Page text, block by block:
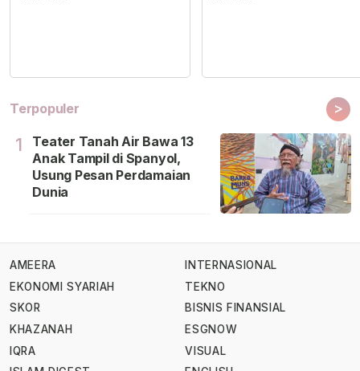
Terpopuler >
1
Teater Tanah Air Bawa 13
Anak Tampil di Spanyol,
Usung Pesan Perdamaian
Dunia
AMEERA
EKONOMI SYARIAH
SKOR
KHAZANAH
IQRA
INTERNASIONAL
TEKNO
BISNIS FINANSIAL
ESGNOW
VISUAL